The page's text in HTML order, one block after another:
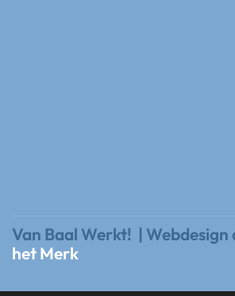
Van Baal Werkt! | Webdesign
het Merk